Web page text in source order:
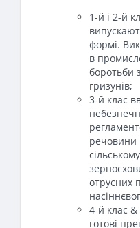
1-й і 2-й
формі.
в
боротьби
гризунів;
3-й клас
речовини
отруєних
4-й клас
готові